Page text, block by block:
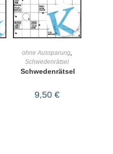
WARENKORB
ohne Aussparung,
Schwedenrätsel
Schwedenrätsel
9,50€